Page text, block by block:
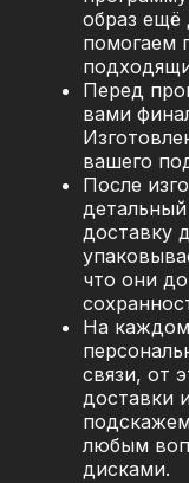
образ ещё
помогаем
Перед
вами
вашего
После
доставку
что они
На каждом
связи, от
доставки
любым
дисками.